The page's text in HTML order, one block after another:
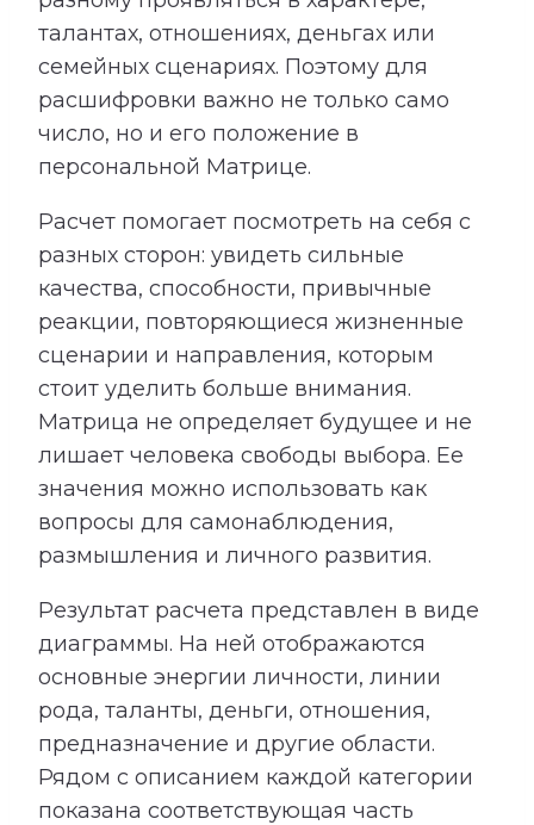
талантах, отношениях, деньгах или
семейных сценариях. Поэтому для
расшифровки важно не только само
число, но и его положение в
персональной Матрице.
Расчет помогает посмотреть на себя с
разных сторон: увидеть сильные
качества, способности, привычные
реакции, повторяющиеся жизненные
сценарии и направления, которым
стоит уделить больше внимания.
Матрица не определяет будущее и не
лишает человека свободы выбора. Ее
значения можно использовать как
вопросы для самонаблюдения,
размышления и личного развития.
Результат расчета представлен в виде
диаграммы. На ней отображаются
основные энергии личности, линии
рода, таланты, деньги, отношения,
предназначение и другие области.
Рядом с описанием каждой категории
показана соответствующая часть